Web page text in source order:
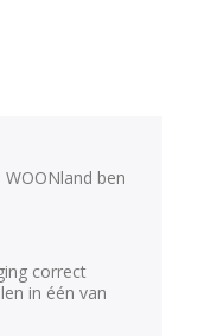
ben
correct
in één van